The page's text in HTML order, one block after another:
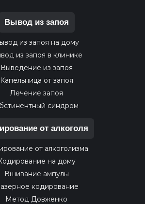
Вывод из запоя
из запоя на дому
из запоя в клинике
Выведение из запоя
Капельница от запоя
Лечение запоя
синдром
от алкоголя
от алкоголизма
на дому
Вшивание ампулы
кодирование
Метод Довженко